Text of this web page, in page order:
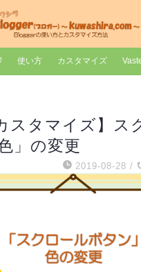
使い方 カスタマイズ
スタマイズ】ス
」の変更
2019-08-28 /